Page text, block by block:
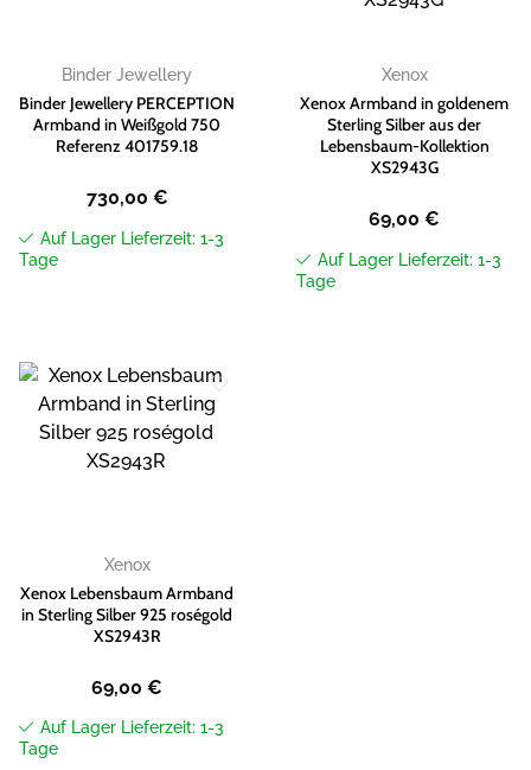
Binder Jewellery
Binder Jewellery PERCEPTION
Armband in Weißgold 750
Referenz 401759.18
730,00 €
Auf Lager Lieferzeit: 1-3
Tage
Xenox
Xenox Armband in goldenem
Sterling Silber aus der
Lebensbaum-Kollektion
XS2943G
69,00 €
Auf Lager Lieferzeit: 1-3
Tage
Zur
Wunschliste
hinzufügen
Xenox
Xenox Lebensbaum Armband
in Sterling Silber 925 roségold
XS2943R
69,00 €
Auf Lager Lieferzeit: 1-3
Tage